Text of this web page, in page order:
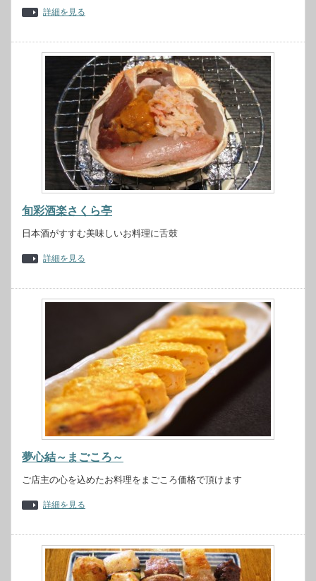
詳細を見る
旬彩酒楽さくら亭
日本酒がすすむ美味しいお料理に舌鼓
詳細を見る
夢心結～まごころ～
ご店主の心を込めたお料理をまごころ価格で頂けます
詳細を見る